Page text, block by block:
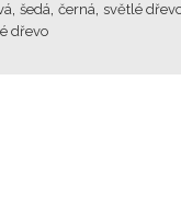
šedá černá světlé
dřevo